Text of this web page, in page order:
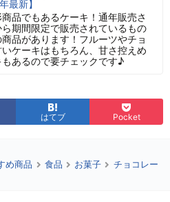
最新】
品でもあるケーキ！通年販売さ
期間限定で販売されているもの
品があります！フルーツやチョ
ケーキはもちろん、甘さ控えめ
あるので要チェックです♪
はてブ Pocket
め商品 食品 お菓子
チョコレー